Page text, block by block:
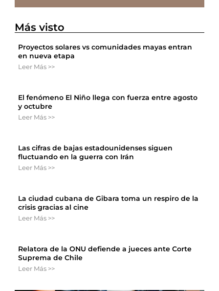
Más visto
Proyectos solares vs comunidades mayas entran
en nueva etapa
Leer Más >>
El fenómeno El Niño llega con fuerza entre agosto
y octubre
Leer Más >>
Las cifras de bajas estadounidenses siguen
fluctuando en la guerra con Irán
Leer Más >>
La ciudad cubana de Gibara toma un respiro de la
crisis gracias al cine
Leer Más >>
Relatora de la ONU defiende a jueces ante Corte
Suprema de Chile
Leer Más >>